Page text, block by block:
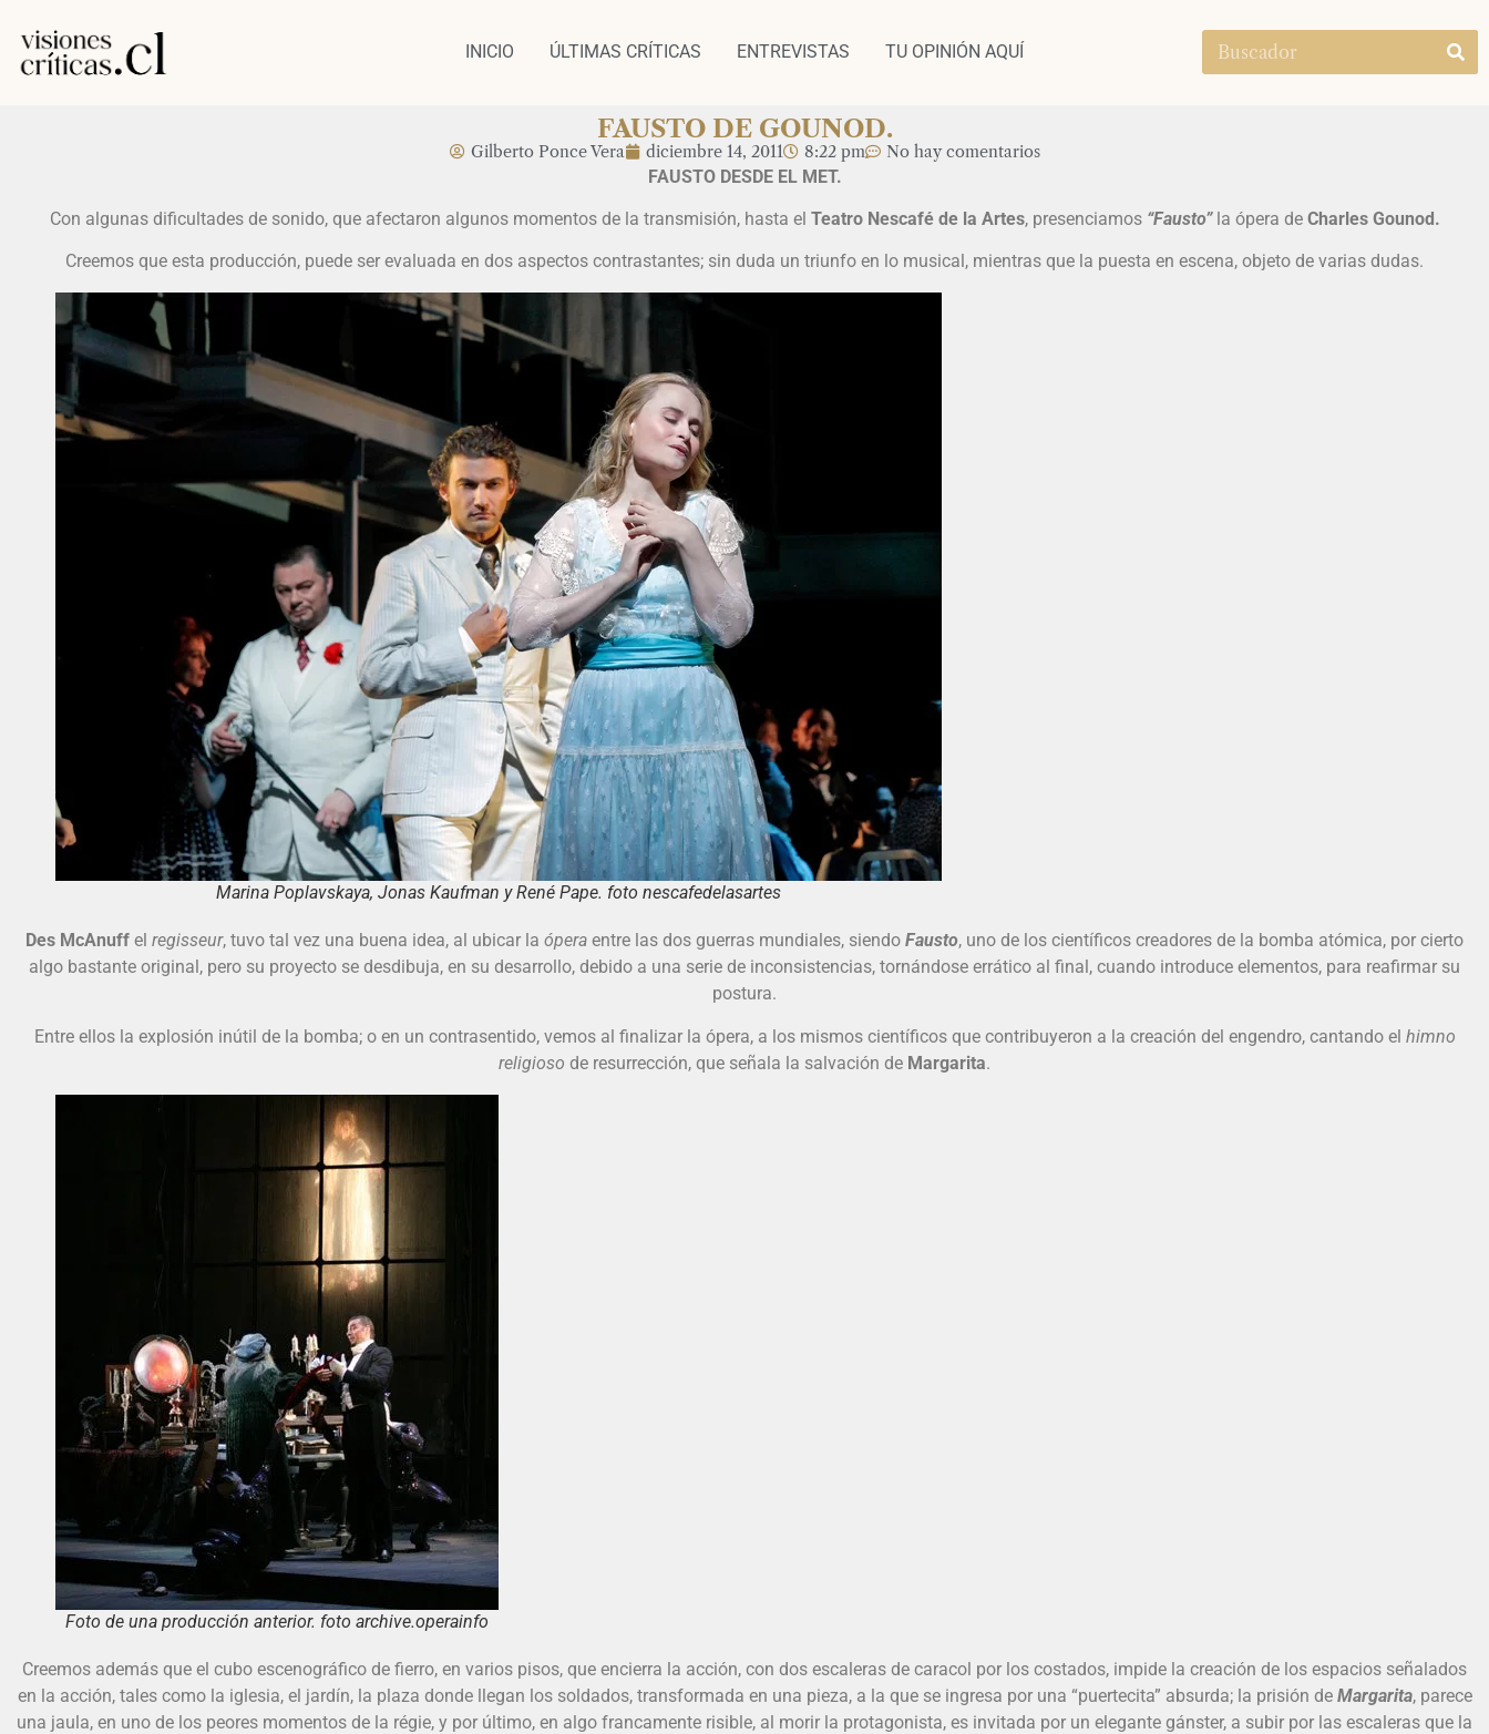
INICIO ÚLTIMAS CRÍTICAS ENTREVISTAS TU OPINIÓN AQUÍ
FAUSTO DE GOUNOD.
Gilberto Ponce Vera diciembre 14, 2011 8:22 pm No hay comentarios
FAUSTO DESDE EL MET.
Con algunas dificultades de sonido, que afectaron algunos momentos de la transmisión, hasta el Teatro Nescafé de la Artes, presenciamos“Fausto”la ópera de Charles Gounod.
Creemos que esta producción, puede ser evaluada en dos aspectos contrastantes; sin duda un triunfo en lo musical, mientras que la puesta en escena, objeto de varias dudas.
Marina Poplavskaya, Jonas Kaufman y René Pape. foto nescafedelasartes
Des McAnuff el regisseur, tuvo tal vez una buena idea, al ubicar la ópera entre las dos guerras mundiales, siendo Fausto, uno de los científicos creadores de la bomba atómica, por cierto
algo bastante original, pero su proyecto se desdibuja, en su desarrollo, debido a una serie de inconsistencias, tornándose errático al final, cuando introduce elementos, para reafirmar su
postura.
Entre ellos la explosión inútil de la bomba; o en un contrasentido, vemos al finalizar la ópera, a los mismos científicos que contribuyeron a la creación del engendro, cantando el himno
religioso de resurrección, que señala la salvación de Margarita.
Foto de una producción anterior. foto archive.operainfo
Creemos además que el cubo escenográfico de fierro, en varios pisos, que encierra la acción, con dos escaleras de caracol por los costados, impide la creación de los espacios señalados
en la acción, tales como la iglesia, el jardín, la plaza donde llegan los soldados, transformada en una pieza, a la que se ingresa por una “puertecita” absurda; la prisión de Margarita, parece
una jaula, en uno de los peores momentos de la régie, y por último, en algo francamente risible, al morir la protagonista, es invitada por un elegante gánster, a subir por las escaleras que la